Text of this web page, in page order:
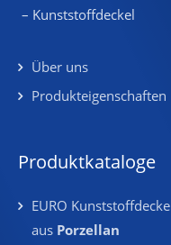
– Kunststoffdeckel
Über uns
Produkteigenschaften
Produktkataloge
EURO
aus Porzellan